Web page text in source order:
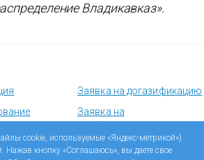
Владикавказ».
Заявка на догазификацию
Заявка на
газового оборудования
cookie, используемые «Яндекс-метрикой»).
Нажав кнопку «Соглашаюсь», вы даете свое